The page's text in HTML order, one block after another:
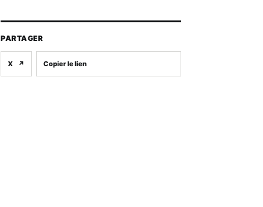
PARTAGER
X ↗ Copier le lien